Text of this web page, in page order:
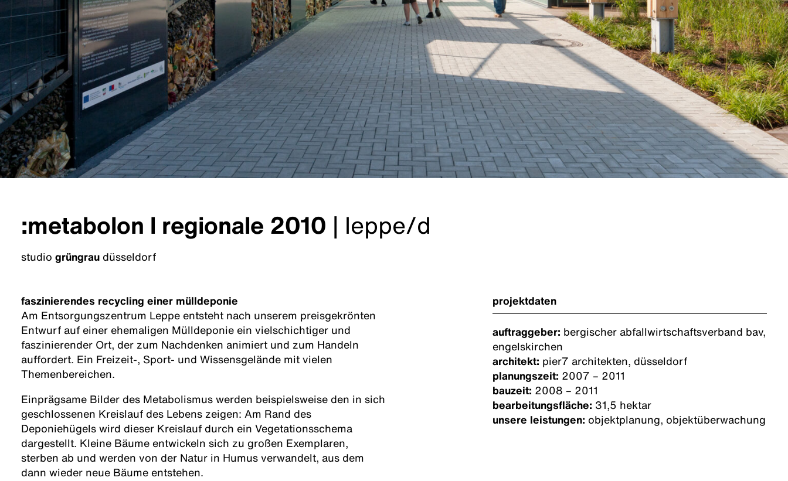
:metabolon l regionale 2010 | leppe/d
studio grüngrau düsseldorf
faszinierendes recycling einer mülldeponie
Am Entsorgungszentrum Leppe entsteht nach unserem preisgekrönten
Entwurf auf einer ehemaligen Mülldeponie ein vielschichtiger und
faszinierender Ort, der zum Nachdenken animiert und zum Handeln
auffordert. Ein Freizeit-, Sport- und Wissensgelände mit vielen
Themenbereichen.
Einprägsame Bilder des Metabolismus werden beispielsweise den in sich
geschlossenen Kreislauf des Lebens zeigen: Am Rand des
Deponiehügels wird dieser Kreislauf durch ein Vegetationsschema
dargestellt. Kleine Bäume entwickeln sich zu großen Exemplaren,
sterben ab und werden von der Natur in Humus verwandelt, aus dem
dann wieder neue Bäume entstehen.
projektdaten
auftraggeber: bergischer abfallwirtschaftsverband bav,
engelskirchen
architekt: pier7 architekten, düsseldorf
planungszeit: 2007 – 2011
bauzeit: 2008 – 2011
bearbeitungsfläche: 31,5 hektar
unsere leistungen: objektplanung, objektüberwachung